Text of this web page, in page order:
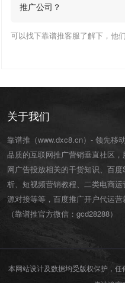
推广公司？
可以找下靠谱推客服了解下，他
关于我们
靠谱推（www.dxc8.cn）- 领先移
品质的互联网推广营销垂直社区
网广告投放相关的干货知识、百
析、短视频营销教程、二类电商运
源对接等等，百度推广开户代运
（靠谱推官方微信： gcd28288）
本网站设计及数据均受版权保护，